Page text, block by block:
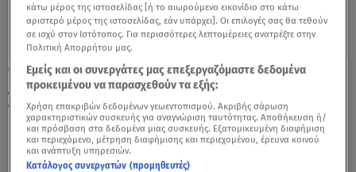
30.01.23, 13:07
Δείτε τους 24 παίκτες που μπήκαν στο σπίτι
του MasterChef 2023
κάτω μέρος της ιστοσελίδας [ή το αιωρούμενο εικονίδιο στο κάτω
αριστερό μέρος της ιστοσελίδας, εάν υπάρχει]. Οι επιλογές σας θα τεθούν
σε ισχύ στον Ιστότοπος. Για περισσότερες λεπτομέρειες ανατρέξτε στην
Πολιτική Απορρήτου μας.
Εμείς και οι συνεργάτες μας επεξεργαζόμαστε δεδομένα
προκειμένου να παρασχεθούν τα εξής:
Χρήση επακριβών δεδομένων γεωεντοπισμού. Ακριβής σάρωση
χαρακτηριστικών συσκευής για αναγνώριση ταυτότητας. Αποθήκευση ή/
και πρόσβαση στα δεδομένα μιας συσκευής. Εξατομικευμένη διαφήμιση
και περιεχόμενο, μέτρηση διαφήμισης και περιεχομένου, έρευνα κοινού
και ανάπτυξη υπηρεσιών.
Κατάλογος συνεργατών (προμηθευτές)